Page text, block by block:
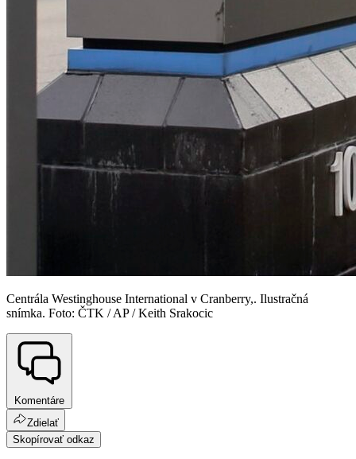
Centrála Westinghouse International v Cranberry,. Ilustračná
snímka. Foto: ČTK / AP / Keith Srakocic
Komentáre
Zdielať
Skopírovať odkaz